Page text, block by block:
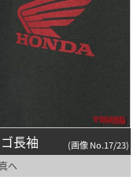
長袖 (画像 No.17/23)
へ